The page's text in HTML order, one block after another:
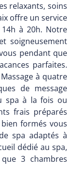
relaxants, soins
offre un service
à 20h. Notre
soigneusement
pendant que
parfaites.
à quatre
de message
spa à la fois ou
frais préparés
formés vous
spa adaptés à
dédié au spa,
3 chambres